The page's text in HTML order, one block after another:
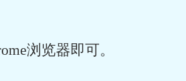
浏览器即可。